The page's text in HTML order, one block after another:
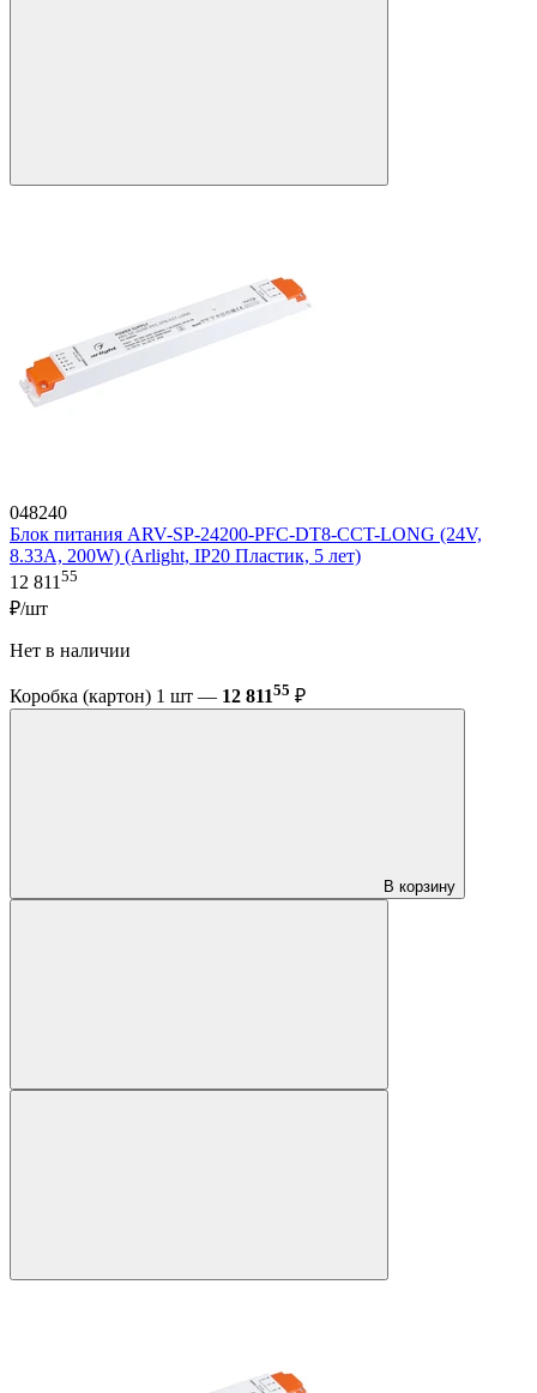
048240
Блок питания ARV-SP-24200-PFC-DT8-CCT-LONG (24V,
8.33A, 200W) (Arlight, IP20 Пластик, 5 лет)
12 81155
₽/шт
Нет в наличии
Коробка (картон) 1 шт — 12 81155 ₽
В корзину